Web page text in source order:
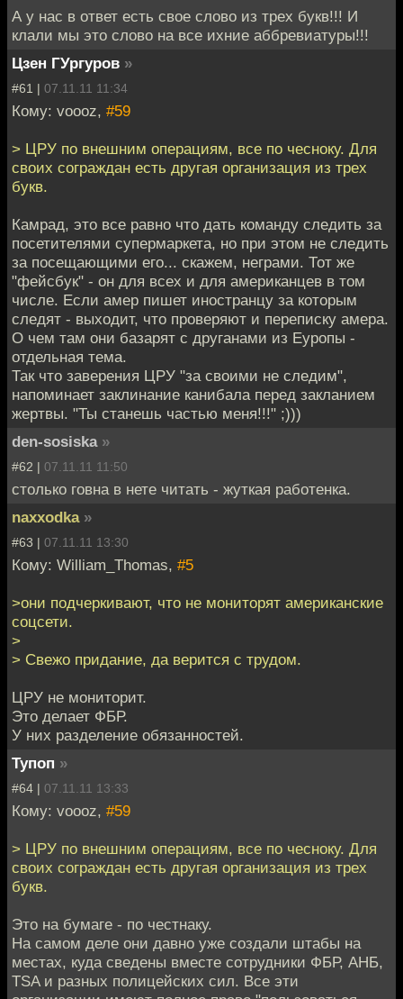
А у нас в ответ есть свое слово из трех букв!!! И
клали мы это слово на все ихние аббревиатуры!!!
Цзен ГУргуров »
#61 | 07.11.11 11:34
Кому: voooz, #59
> ЦРУ по внешним операциям, все по чесноку. Для
своих сограждан есть другая организация из трех
букв.
Камрад, это все равно что дать команду следить за
посетителями супермаркета, но при этом не следить
за посещающими его... скажем, неграми. Тот же
"фейсбук" - он для всех и для американцев в том
числе. Если амер пишет иностранцу за которым
следят - выходит, что проверяют и переписку амера.
О чем там они базарят с друганами из Еуропы -
отдельная тема.
Так что заверения ЦРУ "за своими не следим",
напоминает заклинание канибала перед закланием
жертвы. "Ты станешь частью меня!!!" ;)))
den-sosiska »
#62 | 07.11.11 11:50
столько говна в нете читать - жуткая работенка.
naxxodka »
#63 | 07.11.11 13:30
Кому: William_Thomas, #5
>они подчеркивают, что не мониторят американские
соцсети.
>
> Свежо придание, да верится с трудом.
ЦРУ не мониторит.
Это делает ФБР.
У них разделение обязанностей.
Тупоп »
#64 | 07.11.11 13:33
Кому: voooz, #59
> ЦРУ по внешним операциям, все по чесноку. Для
своих сограждан есть другая организация из трех
букв.
Это на бумаге - по честнаку.
На самом деле они давно уже создали штабы на
местах, куда сведены вместе сотрудники ФБР, АНБ,
TSA и разных полицейских сил. Все эти